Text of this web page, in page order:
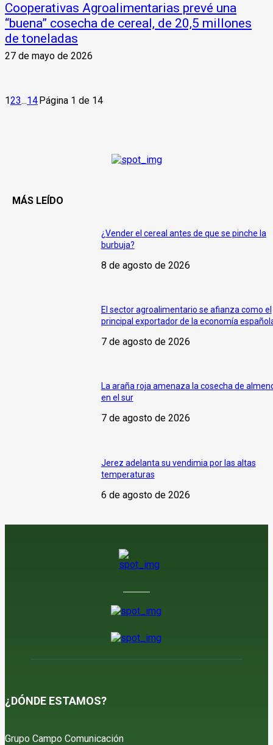
Cooperativas Agroalimentarias prevé una
“buena” cosecha de cereal, de 20,5 millones
de toneladas
27 de mayo de 2026
123...14Página 1 de 14
MÁS LEÍDO
¿Vender el cereal antes de que se pinche la
burbuja?
8 de agosto de 2026
El sector agroalimentario se afianza como el
principal exportador de la economía
7 de agosto de 2026
La araña roja amenaza la cosecha de
en el sur
7 de agosto de 2026
Jerez adelanta su vendimia por las altas
temperaturas
6 de agosto de 2026
¿DÓNDE ESTAMOS?
Grupo Campo Comunicación